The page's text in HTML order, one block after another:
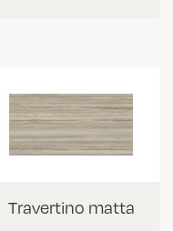
Travertino matta